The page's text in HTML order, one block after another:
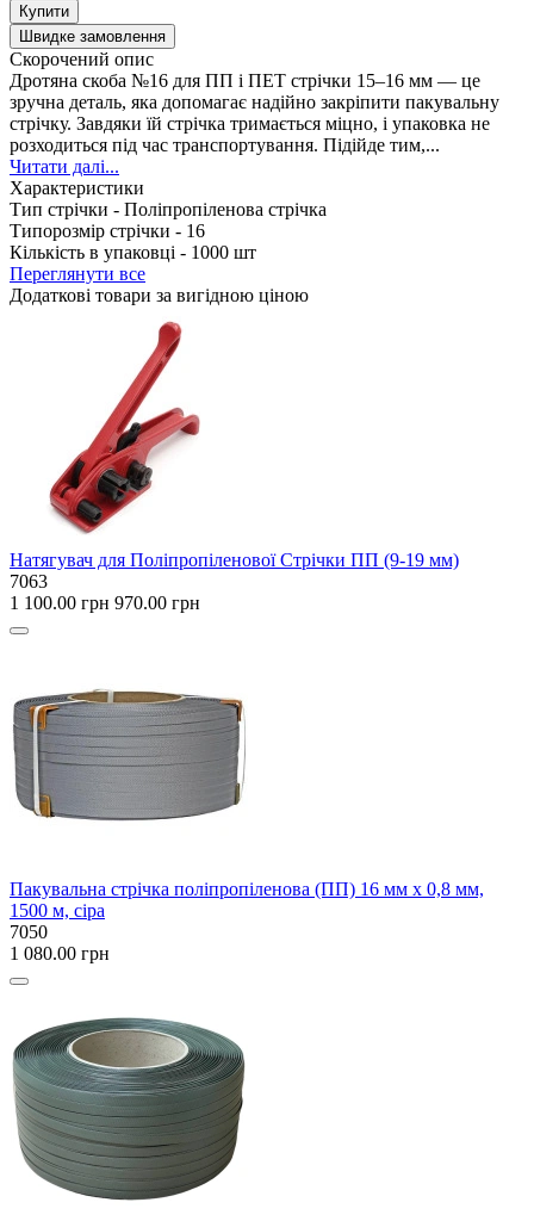
Купити
Швидке замовлення
Скорочений опис
Дротяна скоба №16 для ПП і ПЕТ стрічки 15–16 мм — це
зручна деталь, яка допомагає надійно закріпити пакувальну
стрічку. Завдяки їй стрічка тримається міцно, і упаковка не
розходиться під час транспортування. Підійде тим,...
Читати далі...
Характеристики
Тип стрічки - Поліпропіленова стрічка
Типорозмір стрічки - 16
Кількість в упаковці - 1000 шт
Переглянути все
Додаткові товари за вигідною ціною
Натягувач для Поліпропіленової Стрічки ПП (9-19 мм)
7063
1 100.00 грн 970.00 грн
Пакувальна стрічка поліпропіленова (ПП) 16 мм x 0,8 мм,
1500 м, сіра
7050
1 080.00 грн